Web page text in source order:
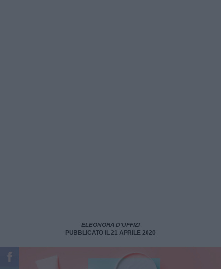
ELEONORA D'UFFIZI
PUBBLICATO IL 21 APRILE 2020